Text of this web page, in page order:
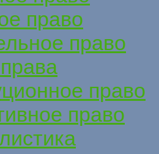
право
право
право
право